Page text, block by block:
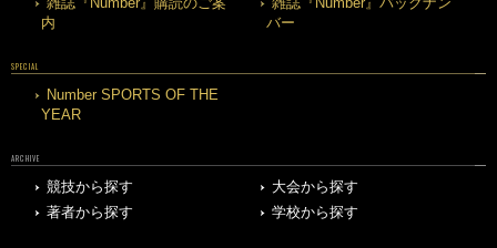
雑誌『Number』購読のご案
内
雑誌『Number』バックナン
バー
SPECIAL
Number SPORTS OF THE
YEAR
ARCHIVE
競技から探す
大会から探す
著者から探す
学校から探す